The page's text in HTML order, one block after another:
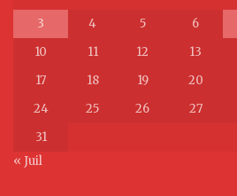
3
4 5 6
10
11 12 13
17
18 19 20
24
25 26 27
31
« Juil